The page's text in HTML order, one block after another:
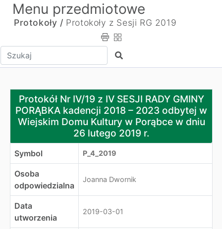
Menu przedmiotowe
Protokoły / Protokoły z Sesji RG 2019
Wpisz tekst do wyszukania Szukaj
Protokół Nr IV/19 z IV SESJI RADY GMINY
Protokół Nr IV/19 z IV SESJI RADY GMINY
PORĄBKA kadencji 2018 – 2023 odbytej w
Wiejskim Domu Kultury w Porąbce w dniu
26 lutego 2019 r.
Symbol P_4_2019
Osoba
odpowiedzialna
Joanna Dwornik
Data
utworzenia
2019-03-01